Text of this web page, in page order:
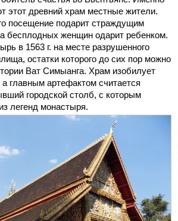
этот древний храм местные жители.
посещение подарит страждущим
бесплодных женщин одарит ребенком.
в 1563 г. на месте разрушенного
остатки которого до сих пор можно
Ват Симыанга. Храм изобилует
главным артефактом считается
городской столб, с которым
легенд монастыря.